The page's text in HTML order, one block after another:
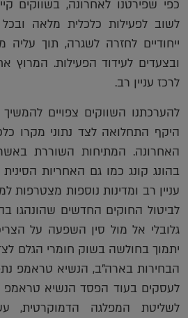
כפי שפירטנו לאחרונה, בשווקים
לשוב לפעילות כלכלית מלאה ובכל
ייחודיים לחזרה לשגרה, תוך עליה
ובצעדים לעידוד הפעילות. המרוץ
לרכז עניין רב.
להערכתנו השווקים צפויים
היקף התחלואה לצד נתוני מקרו
האחרונה. המתיחות השוררת
בהונג קונג כמו גם האחריות
עניין רב ומדינות נוספות מצטרפות
לביטול החוקים החדשים שהונהגו
גלובלי אל מול סין השפעה על
יתמוך בחולשה בשוק חומרי הגלם
הבחירות בארה"ב, הנשיא טראמפ
לעסקים בעוד הפסד הנשיא טראמפ
לשליטת המפלגה הדמוקרטית,